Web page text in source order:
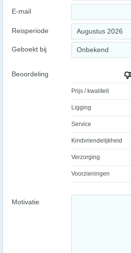
E-mail
Reisperiode Augustus 2026
Geboekt bij Onbekend
Beoordeling
Prijs / kwaliteit
Ligging
Service
Kindvriendelijkheid
Verzorging
Voorzieningen
Motivatie